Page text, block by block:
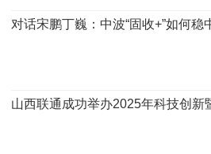
对话宋鹏丁巍：中波“固收+”如何稳
山西联通成功举办2025年科技创新